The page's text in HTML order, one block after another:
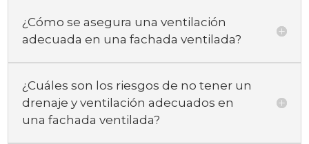
¿Cómo se asegura una ventilación
adecuada en una fachada ventilada?
¿Cuáles son los riesgos de no tener un
drenaje y ventilación adecuados en
una fachada ventilada?